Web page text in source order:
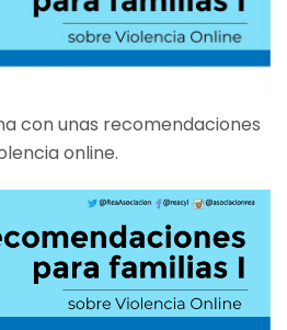
con unas recomendaciones
online.